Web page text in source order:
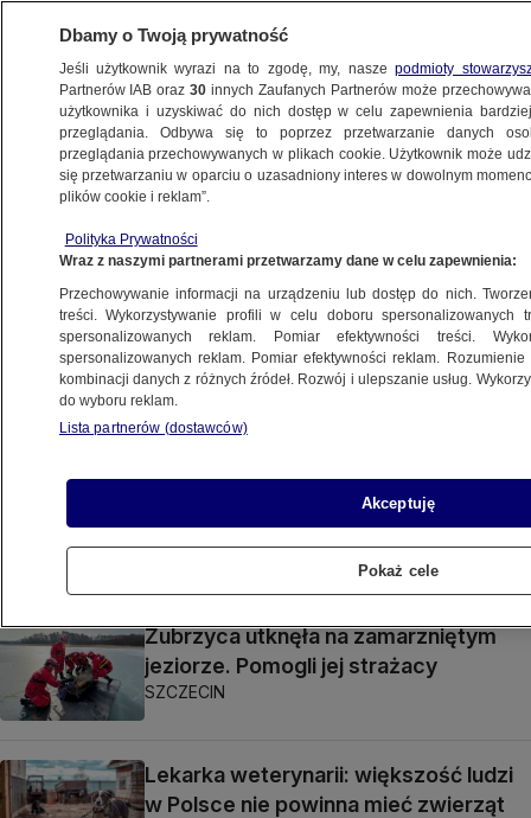
WETERYNARZ
Schronisko miało być zamknięte,
nadal działa
KRAKÓW
Psy zaczęły się rozmnażać,
a właściciel przestał sobie radzić.
Odebrano 60 zwierząt
RZESZÓW
Z głodu zjadały karton. Policja
nie miała wątpliwości
KATOWICE
Żubrzyca utknęła na zamarzniętym
jeziorze. Pomogli jej strażacy
SZCZECIN
Lekarka weterynarii: większość ludzi
w Polsce nie powinna mieć zwierząt
Dbamy o Twoją prywatność
Jeśli użytkownik wyrazi na to zgodę, my, naszepodmioty
Partnerów IAB oraz30 innych Zaufanych Partnerów może
użytkownika i uzyskiwać do nich dostęp w celu zapewnienia
przeglądania. Odbywa się to poprzez przetwarzanie danych
przeglądania przechowywanych w plikach cookie. Użytkownik może
się przetwarzaniu w oparciu o uzasadniony interes w dowolnym
plików cookie i reklam”.
Polityka Prywatności
Wraz z naszymi partnerami przetwarzamy dane w celu zapewnienia:
Przechowywanie informacji na urządzeniu lub dostęp do nich.
treści. Wykorzystywanie profili w celu doboru spersonalizowanych
spersonalizowanych reklam. Pomiar efektywności treści.
spersonalizowanych reklam. Pomiar efektywności reklam.
kombinacji danych z różnych źródeł. Rozwój i ulepszanie usług.
do wyboru reklam.
Lista partnerów (dostawców)
Akceptuję
Pokaż cele